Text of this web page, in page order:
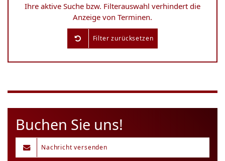
Ihre aktive Suche bzw. Filterauswahl verhindert die
Anzeige von Terminen.
Filter zurücksetzen
Buchen Sie uns!
Nachricht versenden